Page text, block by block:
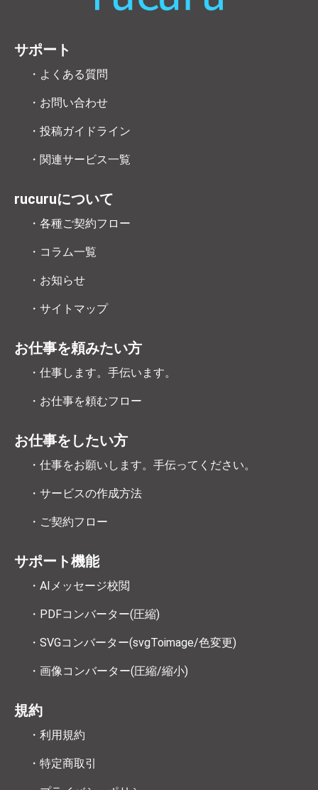
サポート
・よくある質問
・お問い合わせ
・投稿ガイドライン
・関連サービス一覧
rucuruについて
・各種ご契約フロー
・コラム一覧
・お知らせ
・サイトマップ
お仕事を頼みたい方
・仕事します。手伝います。
・お仕事を頼むフロー
お仕事をしたい方
・仕事をお願いします。手伝ってください。
・サービスの作成方法
・ご契約フロー
サポート機能
・AIメッセージ校閲
・PDFコンバーター(圧縮)
・SVGコンバーター(svgToimage/色変更)
・画像コンバーター(圧縮/縮小)
規約
・利用規約
・特定商取引